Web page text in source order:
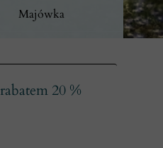
20 %
Majówka